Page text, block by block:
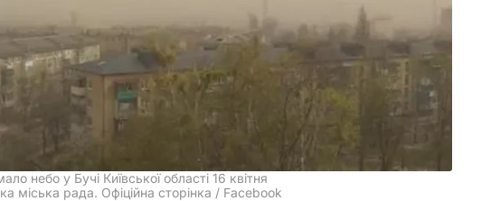
небо у Бучі Київської області 16 квітня
міська рада. Офіційна сторінка / Facebook